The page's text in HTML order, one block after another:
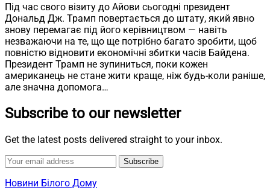
Під час свого візиту до Айови сьогодні президент
Дональд Дж. Трамп повертається до штату, який явно
знову перемагає під його керівництвом — навіть
незважаючи на те, що ще потрібно багато зробити, щоб
повністю відновити економічні збитки часів Байдена.
Президент Трамп не зупиниться, поки кожен
американець не стане жити краще, ніж будь-коли раніше,
але значна допомога…
Subscribe to our newsletter
Get the latest posts delivered straight to your inbox.
Subscribe
Новини Білого Дому